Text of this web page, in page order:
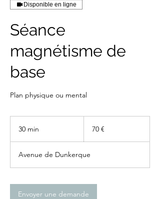
Disponible en ligne
Séance
magnétisme de
base
Plan physique ou mental
30 min
i
n
70 €
Avenue de Dunkerque
Envoyer une demande